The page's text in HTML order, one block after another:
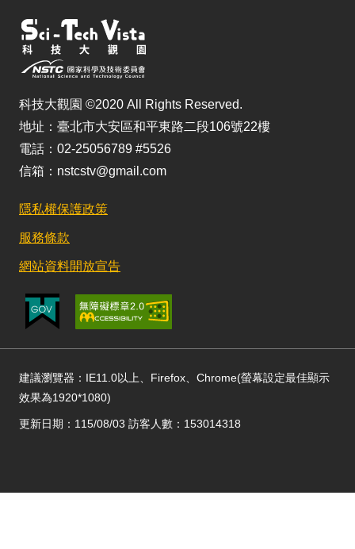
科技大觀園 ©2020 All Rights Reserved.
地址：臺北市大安區和平東路二段106號22樓
電話：02-25056789 #5526
信箱：nstcstv@gmail.com
隱私權保護政策
服務條款
網站資料開放宣告
建議瀏覽器：IE11.0以上、Firefox、Chrome(螢幕設定最佳顯示
效果為1920*1080)
更新日期：115/08/03 訪客人數：153014318